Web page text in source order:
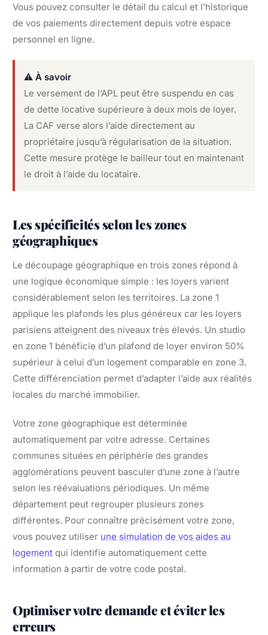
Vous pouvez consulter le détail du calcul et l’historique
de vos paiements directement depuis votre espace
personnel en ligne.
⚠️ À savoir
Le versement de l’APL peut être suspendu en cas
de dette locative supérieure à deux mois de loyer.
La CAF verse alors l’aide directement au
propriétaire jusqu’à régularisation de la situation.
Cette mesure protège le bailleur tout en maintenant
le droit à l’aide du locataire.
Les spécificités selon les zones
géographiques
Le découpage géographique en trois zones répond à
une logique économique simple : les loyers varient
considérablement selon les territoires. La zone 1
applique les plafonds les plus généreux car les loyers
parisiens atteignent des niveaux très élevés. Un studio
en zone 1 bénéficie d’un plafond de loyer environ 50%
supérieur à celui d’un logement comparable en zone 3.
Cette différenciation permet d’adapter l’aide aux réalités
locales du marché immobilier.
Votre zone géographique est déterminée
automatiquement par votre adresse. Certaines
communes situées en périphérie des grandes
agglomérations peuvent basculer d’une zone à l’autre
selon les réévaluations périodiques. Un même
département peut regrouper plusieurs zones
différentes. Pour connaître précisément votre zone,
vous pouvez utiliser une simulation de vos aides au
logement qui identifie automatiquement cette
information à partir de votre code postal.
Optimiser votre demande et éviter les
erreurs